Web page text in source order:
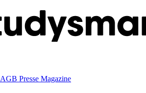
AGB Presse Magazine